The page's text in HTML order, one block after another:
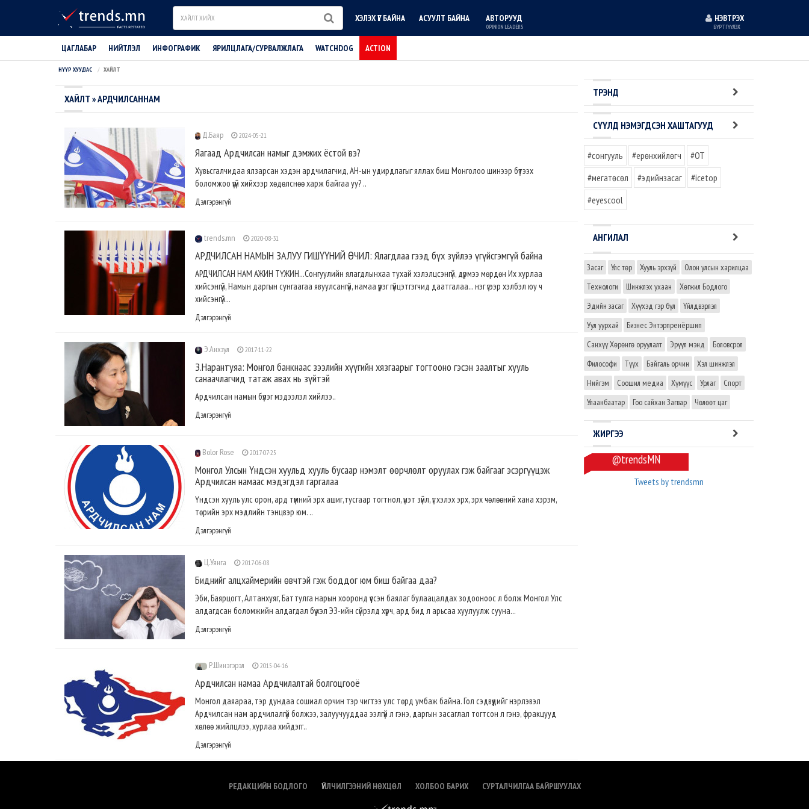
Search ХЭЛЭХ ҮГ БАЙНА АСУУЛТ БАЙНА АВТОРУУД
OPINION LEADERS
НЭВТРЭХ
БҮРТГҮҮЛЭХ
ЦАГЛАБАР НИЙТЛЭЛ ИНФОГРАФИК ЯРИЛЦЛАГА/СУРВАЛЖЛАГА WATCHDOG ACTION
НҮҮР ХУУДАС ХАЙЛТ
ХАЙЛТ » АРДЧИЛСАННАМ
Д.Баяр 2024-05-21
Яагаад Ардчилсан намыг дэмжих ёстой вэ?
Хувьсгалчидаа ялзарсан хэдэн ардчилагчид, АН-ын удирдлагыг яллах биш Монголоо шинээр бүтээх
боломжоо үгүй хийхээр хөдөлснөө харж байгаа уу? ..
Дэлгэрэнгүй
trends.mn 2020-08-31
АРДЧИЛСАН НАМЫН ЗАЛУУ ГИШҮҮНИЙ ӨЧИЛ: Ялагдлаа гээд бүх зүйлээ үгүйсгэмгүй байна
АРДЧИЛСАН НАМ АЖИН ТҮЖИН...Сонгуулийн ялагдлынхаа тухай хэлэлцсэнгүй, дүрмээ мөрдөн Их хурлаа
хийсэнгүй, Намын даргын сунгаагаа явуулсангүй, намаа үүрэг гүйцэтгэгчид даатгалаа... нэг үгээр хэлбэл юу ч
хийсэнгүй...
Дэлгэрэнгүй
Э.Анхзул 2017-11-22
З.Нарантуяа: Монгол банкнаас зээлийн хүүгийн хязгаарыг тогтооно гэсэн заалтыг хууль
санаачлагчид татаж авах нь зүйтэй
Ардчилсан намын бүлэг мэдээлэл хийлээ..
Дэлгэрэнгүй
Bolor Rose 2017-07-25
Монгол Улсын Үндсэн хуульд хууль бусаар нэмэлт өөрчлөлт оруулах гэж байгааг эсэргүүцэж
Ардчилсан намаас мэдэгдэл гаргалаа
Үндсэн хууль улс орон, ард түмний эрх ашиг,тусгаар тогтнол, үнэт зүйл, үг хэлэх эрх, эрх чөлөөний хана хэрэм,
төрийн эрх мэдлийн тэнцвэр юм. ..
Дэлгэрэнгүй
Ц.Уянга 2017-06-08
Биднийг алцхаймерийн өвчтэй гэж боддог юм биш байгаа даа?
Эби, Баярцогт, Алтанхуяг, Баттулга нарын хооронд үүссэн баялаг булаацалдах зодооноос л болж Монгол Улс
алдагдсан боломжийн алдагдал бүү хэл ЭЗ-ийн сүйрэлд хүрч, ард бид л арьсаа хуулуулж сууна...
Дэлгэрэнгүй
Р.Шинэгэрэл 2015-04-16
Ардчилсан намаа Ардчилалтай болгоцгооё
Монгол даяараа, тэр дундаа сошиал орчин тэр чигтээ улс төрд умбаж байна. Гол сэдвүүдийг нэрлэвэл
Ардчилсан нам ардчилалгүй болжээ, залуучууддаа ээлгүй л гэнэ, даргын засаглал тогтсон л гэнэ, фракцууд
хөлөө жийлцлээ, хурлаа хийдэгг..
Дэлгэрэнгүй
ТРЭНД
СҮҮЛД НЭМЭГДСЭН ХАШТАГУУД
#сонгууль #ерөнхийлөгч
#OT
#мегатөсөл
#эдийнзасаг
#icetop
#eyescool
АНГИЛАЛ
Засаг Улс төр Хууль эрхзүй
Олон улсын харилцаа
Технологи
Шинжлэх ухаан
Хөгжил Бодлого
Эдийн засаг
Хүүхэд гэр бүл
Үйлдвэрлэл
Уул уурхай
Бизнес Энтэрпренёршип
Санхүү Хөрөнгө оруулалт
Эрүүл мэнд
Боловсрол
Философи
Түүх Байгаль орчин
Хэл шинжлэл
Нийгэм
Соошил медиа Хүмүүс Урлаг
Спорт
Улаанбаатар
Гоо сайхан Загвар Чөлөөт цаг
ЖИРГЭЭ
@trendsMN
Tweets by trendsmn
РЕДАКЦИЙН БОДЛОГО ҮЙЛЧИЛГЭЭНИЙ НӨХЦӨЛ ХОЛБОО БАРИХ СУРТАЛЧИЛГАА БАЙРШУУЛАХ